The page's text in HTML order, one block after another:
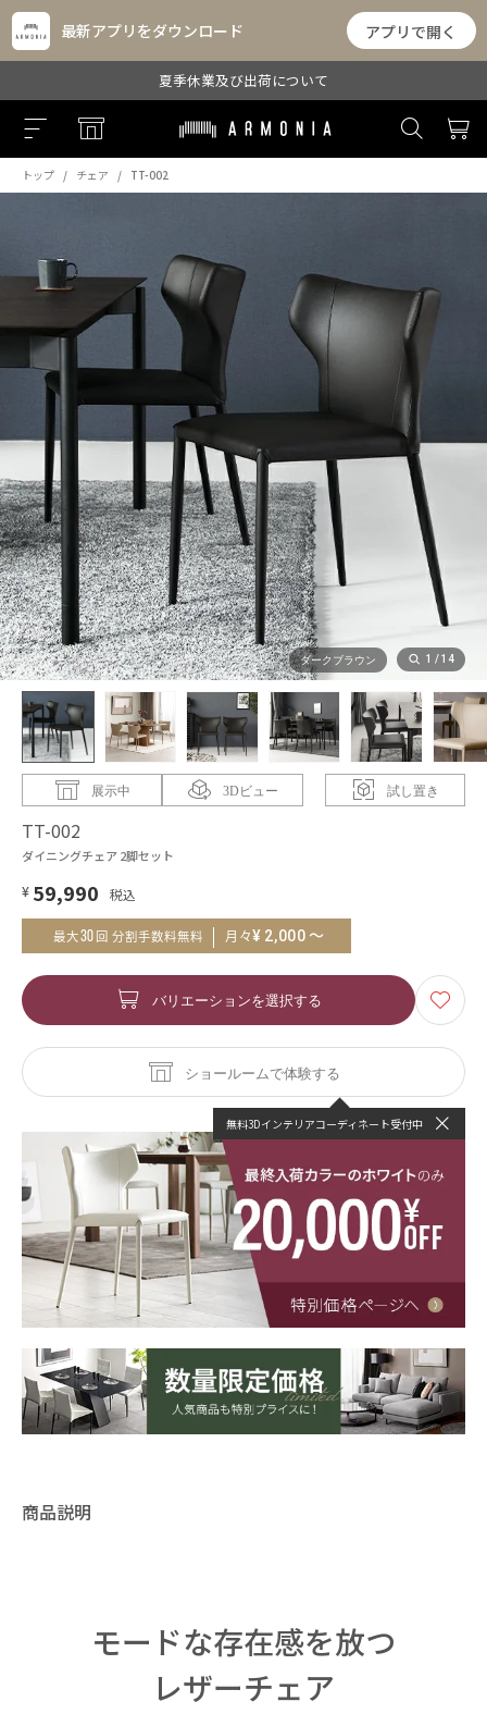
最新アプリをダウンロード アプリで開く
夏季休業及び出荷について
トップ チェア TT-002
ダークブラウン 1 /14
展示中 3Dビュー 試し置き
ダイニングチェア 2脚セット
TT-002
¥ 59,990
最大30 回 分割手数料無料 月々¥ 2,000～
バリエーションを選択する
ショールームで体験する
無料3Dインテリアコーディネート受付中
商品説明
モードな存在感を放つ
レザーチェア